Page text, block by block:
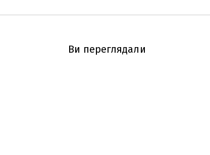
Ви переглядали